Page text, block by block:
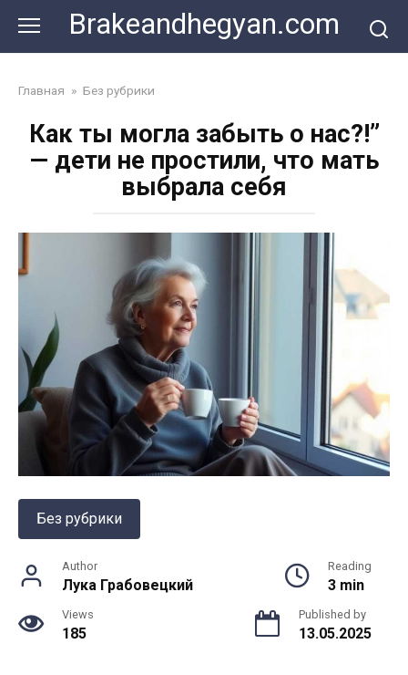
content
Brakeandhegyan.com
Главная » Без рубрики
Как ты могла забыть о нас?!”
— дети не простили, что мать
выбрала себя
Без рубрики
Author
Лука Грабовецкий
Reading
3 min
Views
185
Published by
13.05.2025